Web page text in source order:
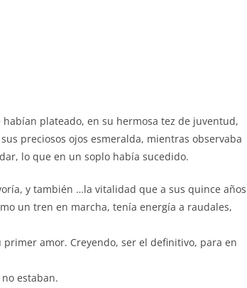
plateado, en su hermosa tez de juventud,
preciosos ojos esmeralda, mientras observaba
lo que en un soplo había sucedido.
y también …la vitalidad que a sus quince años
un tren en marcha, tenía energía a raudales,
amor. Creyendo, ser el definitivo, para en
estaban.